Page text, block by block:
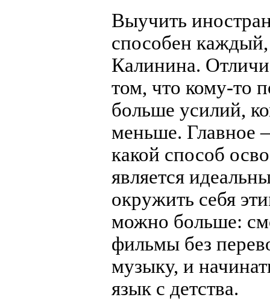
Выучить
способен каждый,
Калинина.
том, что кому-то
больше усилий,
меньше. Главное
какой способ
является
окружить себя
можно больше:
фильмы без
музыку, и
язык с детства.